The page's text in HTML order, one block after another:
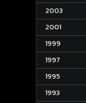
2003
2001
1999
1997
1995
1993